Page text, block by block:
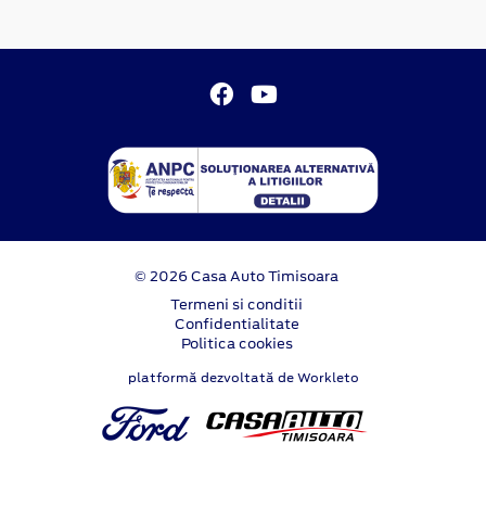
© 2026 Casa Auto Timisoara
Termeni si conditii
Confidentialitate
Politica cookies
platformă dezvoltată de Workleto